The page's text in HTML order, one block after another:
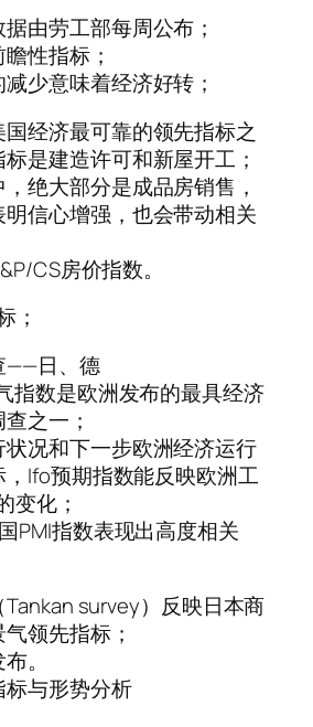
由劳工部每周公布；
性指标；
少意味着经济好转；
经济最可靠的领先指标之
是建造许可和新屋开工；
绝大部分是成品房销售，
信心增强，也会带动相关
CS房价指数。
；
——日、德
指数是欧洲发布的最具经济
之一；
况和下一步欧洲经济运行
Ifo预期指数能反映欧洲工
变化；
PMI指数表现出高度相关
survey）反映日本商
领先指标；
。
与形势分析